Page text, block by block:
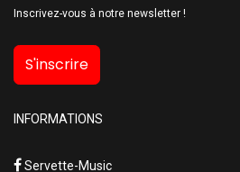
Inscrivez-vous à notre newsletter !
S'inscrire
INFORMATIONS
Servette-Music